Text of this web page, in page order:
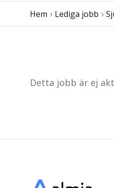
Hem › Lediga jobb ›
Detta jobb är ej